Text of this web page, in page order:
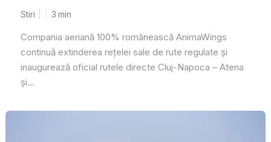
Stiri 3 min
Compania aeriană 100% românească AnimaWings
continuă extinderea rețelei sale de rute regulate și
inaugurează oficial rutele directe Cluj-Napoca – Atena
și...